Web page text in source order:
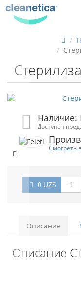
Наличие:
Доступен
Смотреть
0 UZS
Описание
Описание